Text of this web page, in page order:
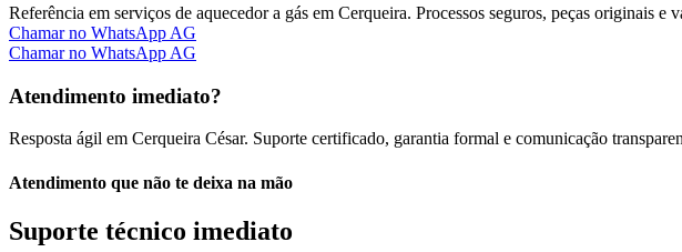
Referência em serviços de aquecedor a gás em Cerqueira. Processos seguros, peças originais
Chamar no WhatsApp AG
Chamar no WhatsApp AG
Atendimento imediato?
Resposta ágil em Cerqueira César. Suporte certificado, garantia formal e comunicação
Atendimento que não te deixa na mão
Suporte técnico imediato